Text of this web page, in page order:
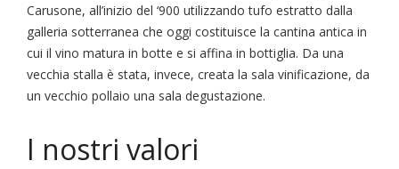
Carusone, all’inizio del ‘900 utilizzando tufo estratto dalla
galleria sotterranea che oggi costituisce la cantina antica in
cui il vino matura in botte e si affina in bottiglia. Da una
vecchia stalla è stata, invece, creata la sala vinificazione, da
un vecchio pollaio una sala degustazione.
I nostri valori